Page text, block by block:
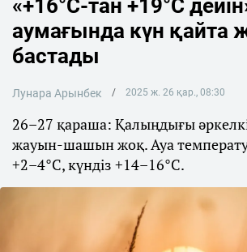
«+16°С-тан +19°С
аумағында күн қайта
бастады
Лунара Арынбек 2025 ж. 26 қар., 08:30
26–27 қараша: Қалыңдығы
жауын-шашын жоқ. Ауа
+2–4°С, күндіз +14–16°С.